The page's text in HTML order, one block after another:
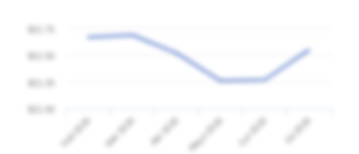
Feb 2026 Mar 2026 Abr 2026 Mayo 2026 Jun 2026 Jul 2026